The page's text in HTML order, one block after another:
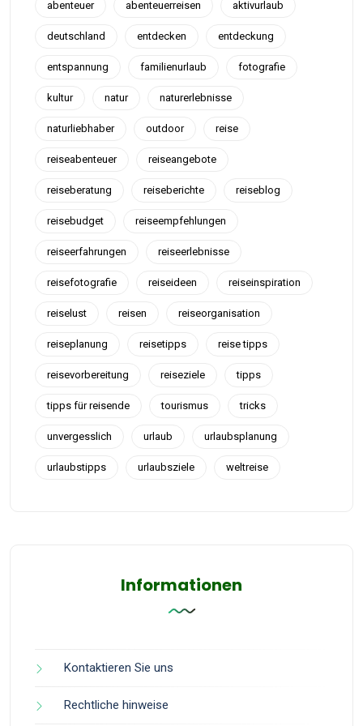
abenteuer abenteuerreisen aktivurlaub
deutschland entdecken entdeckung
entspannung familienurlaub fotografie
kultur natur naturerlebnisse
naturliebhaber outdoor reise
reiseabenteuer reiseangebote
reiseberatung reiseberichte reiseblog
reisebudget reiseempfehlungen
reiseerfahrungen reiseerlebnisse
reisefotografie reiseideen reiseinspiration
reiselust reisen reiseorganisation
reiseplanung reisetipps reise tipps
reisevorbereitung reiseziele tipps
tipps für reisende tourismus tricks
unvergesslich urlaub urlaubsplanung
urlaubstipps urlaubsziele weltreise
Informationen
Kontaktieren Sie uns
Rechtliche hinweise